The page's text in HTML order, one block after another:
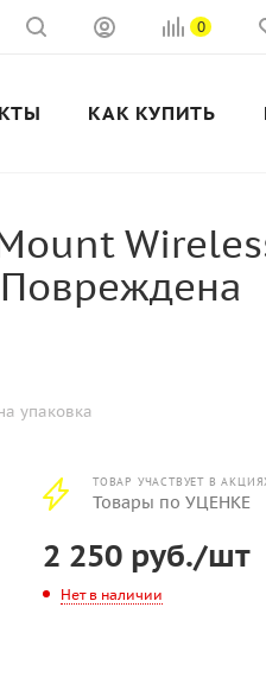
0
КАК КУПИТЬ
упаковка
ТОВАР УЧАСТВУЕТ В
Товары по УЦЕНКЕ
2 250 руб./шт
Нет в наличии